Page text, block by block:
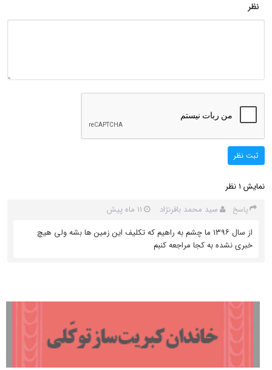
نظر
ثبت نظر
نمایش 1 نظر
پاسخ سید محمد باقرنژاد
11 ماه پیش
از سال ۱۳۹۶ ما چشم به راهیم که تکلیف این زمین ها بشه ولی هیچ
خبری نشده به کجا مراجعه کنبم